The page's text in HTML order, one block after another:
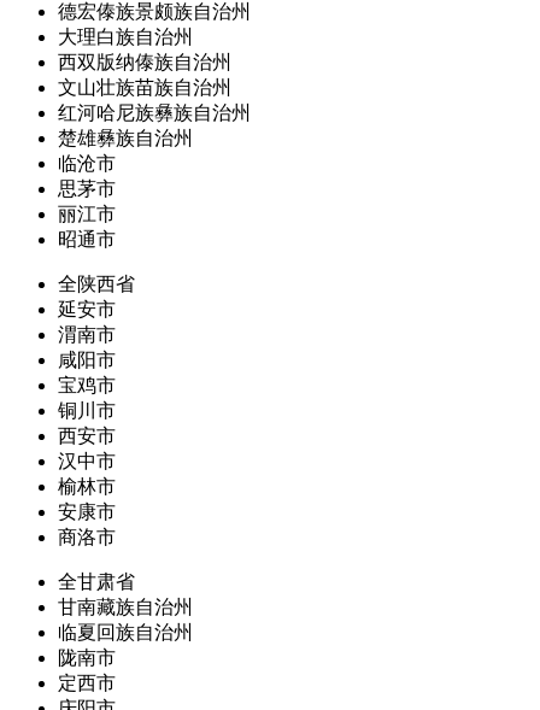
德宏傣族景颇族自治州
大理白族自治州
西双版纳傣族自治州
文山壮族苗族自治州
红河哈尼族彝族自治州
楚雄彝族自治州
临沧市
思茅市
丽江市
昭通市
全陕西省
延安市
渭南市
咸阳市
宝鸡市
铜川市
西安市
汉中市
榆林市
安康市
商洛市
全甘肃省
甘南藏族自治州
临夏回族自治州
陇南市
定西市